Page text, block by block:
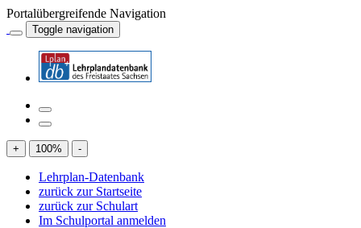
Portalübergreifende Navigation
Toggle navigation
+ 100% -
Lehrplan-Datenbank
zurück zur Startseite
zurück zur Schulart
Im Schulportal anmelden